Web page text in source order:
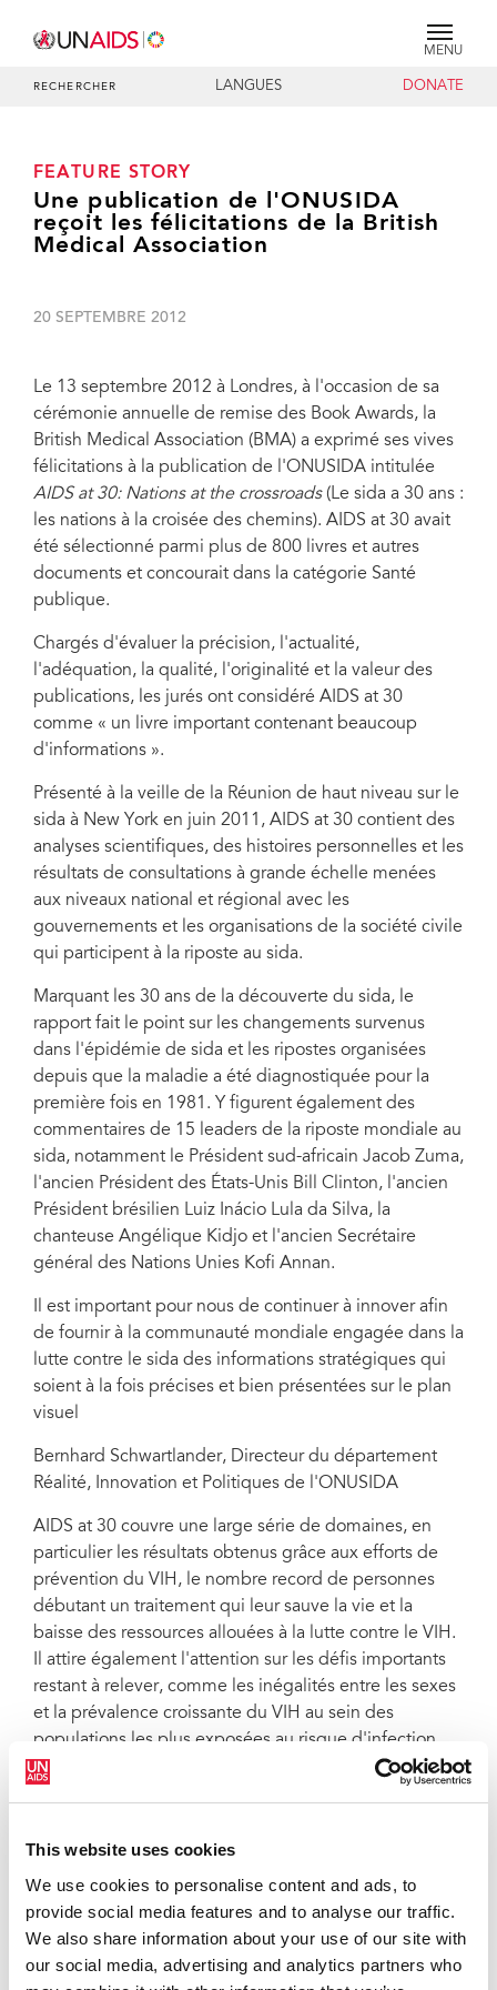
This website uses cookies
We use cookies to personalise content and ads, to
provide social media features and to analyse our traffic.
We also share information about your use of our site with
our social media, advertising and analytics partners who
MENU
RECHERCHER LANGUES DONATE
FEATURE STORY
Une publication de l'ONUSIDA
reçoit les félicitations de la British
Medical Association
20 SEPTEMBRE 2012
Le 13 septembre 2012 à Londres, à l'occasion de sa
cérémonie annuelle de remise des Book Awards, la
British Medical Association (BMA) a exprimé ses vives
félicitations à la publication de l'ONUSIDA intitulée
AIDS at 30: Nations at the crossroads(Le sida a 30 ans :
les nations à la croisée des chemins). AIDS at 30 avait
été sélectionné parmi plus de 800 livres et autres
documents et concourait dans la catégorie Santé
publique.
Chargés d'évaluer la précision, l'actualité,
l'adéquation, la qualité, l'originalité et la valeur des
publications, les jurés ont considéré AIDS at 30
comme « un livre important contenant beaucoup
d'informations ».
Présenté à la veille de la Réunion de haut niveau sur le
sida à New York en juin 2011, AIDS at 30 contient des
analyses scientifiques, des histoires personnelles et les
résultats de consultations à grande échelle menées
aux niveaux national et régional avec les
gouvernements et les organisations de la société civile
qui participent à la riposte au sida.
Marquant les 30 ans de la découverte du sida, le
rapport fait le point sur les changements survenus
dans l'épidémie de sida et les ripostes organisées
depuis que la maladie a été diagnostiquée pour la
première fois en 1981. Y figurent également des
commentaires de 15 leaders de la riposte mondiale au
sida, notamment le Président sud-africain Jacob Zuma,
l'ancien Président des États-Unis Bill Clinton, l'ancien
Président brésilien Luiz Inácio Lula da Silva, la
chanteuse Angélique Kidjo et l'ancien Secrétaire
général des Nations Unies Kofi Annan.
Il est important pour nous de continuer à innover afin
de fournir à la communauté mondiale engagée dans la
lutte contre le sida des informations stratégiques qui
soient à la fois précises et bien présentées sur le plan
visuel
Bernhard Schwartlander, Directeur du département
Réalité, Innovation et Politiques de l'ONUSIDA
AIDS at 30 couvre une large série de domaines, en
particulier les résultats obtenus grâce aux efforts de
prévention du VIH, le nombre record de personnes
débutant un traitement qui leur sauve la vie et la
baisse des ressources allouées à la lutte contre le VIH.
Il attire également l'attention sur les défis importants
restant à relever, comme les inégalités entre les sexes
et la prévalence croissante du VIH au sein des
populations les plus exposées au risque d'infection.
La publication du rapport a été coordonnée par
pairs comme une source d'information précieuse sur
l'épidémie de sida », a déclaré M. Schwartlander. « Il
est important pour nous de continuer à innover afin de
fournir à la communauté mondiale engagée dans la